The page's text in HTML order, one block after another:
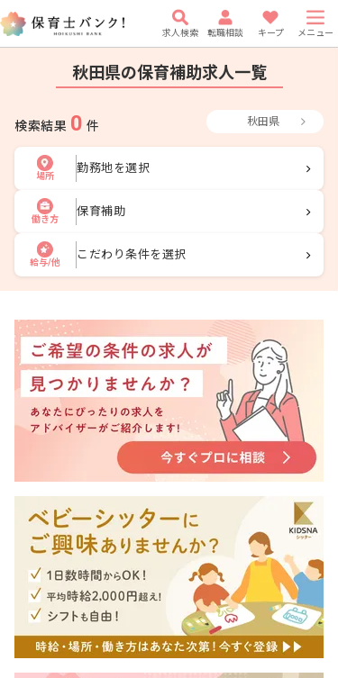
求人検索 転職相談 キープ メニュー
秋田県の保育補助求人一覧
検索結果 0 件 秋田県
場所
勤務地を選択
働き方
保育補助
給与/他
こだわり条件を選択